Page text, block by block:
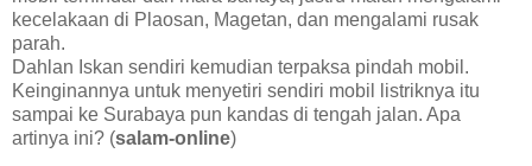
kecelakaan di Plaosan, Magetan, dan mengalami rusak
parah.
Dahlan Iskan sendiri kemudian terpaksa pindah mobil.
Keinginannya untuk menyetiri sendiri mobil listriknya itu
sampai ke Surabaya pun kandas di tengah jalan. Apa
artinya ini? (salam-online)